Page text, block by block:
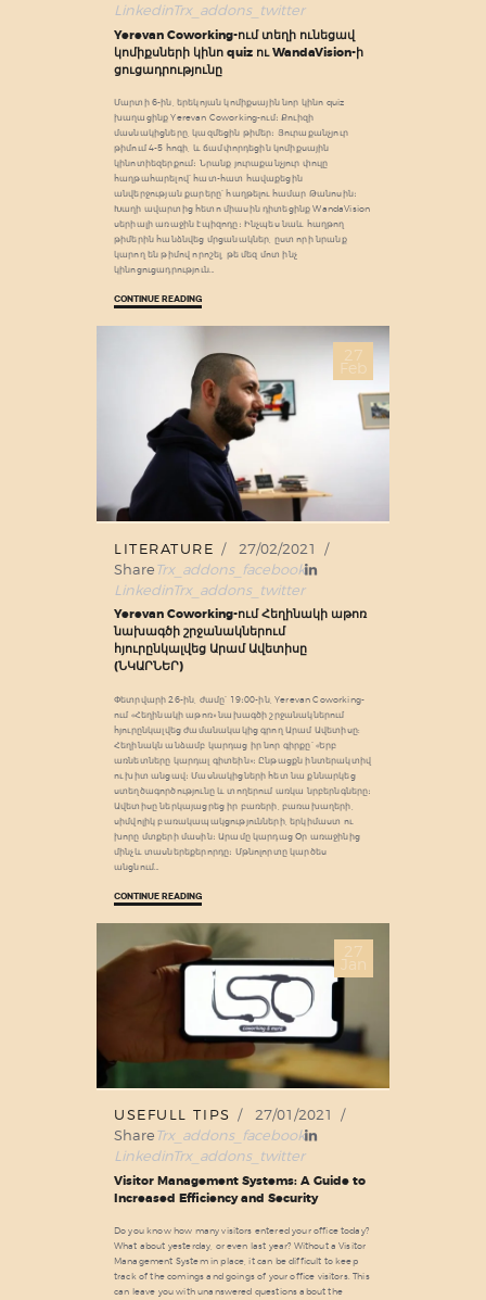
LinkedinTrx_addons_twitter
Yerevan Coworking-ում տեղի ունեցավ
կոմիքսների կինո quiz ու WandaVision-ի
ցուցադրությունը
Մարտի 6-ին, երեկոյան կոմիքսային նոր կինո quiz
խաղացինք Yerevan Coworking-ում։ Քուիզի
մասնակիցները, կազմեցին թիմեր։ Յուրաքանչյուր
թիմում 4-5 հոգի, և ճամփորդեցին կոմիքսային
կինոտիեզերքում։ Նրանք յուրաքանչյուր փուլը
հաղթահարելով՝ հատ-հատ հավաքեցին
անվերջության քարերը՝ հաղթելու համար Թանոսին։
Խաղի ավարտից հետո միասին դիտեցինք WandaVision
սերիալի առաջին էպիզոդը։ Ինչպես նաև հաղթող
թիմերին հանձնվեց մրցանակներ, ըստ որի նրանք
կարող են թիմով որոշել, թե մեզ մոտ ինչ
կինոցուցադրություն…
CONTINUE READING
27
Feb
LITERATURE
27/02/2021
ShareTrx_addons_facebook
LinkedinTrx_addons_twitter
Yerevan Coworking-ում Հեղինակի աթոռ
նախագծի շրջանակներում
հյուրընկալվեց Արամ Ավետիսը
(ՆԿԱՐՆԵՐ)
Փետրվարի 26-ին, ժամը՝ 19։00-ին, Yerevan Coworking-
ում «Հեղինակի աթոռ» նախագծի շրջանակներում
հյուրընկալվեց ժամանակակից գրող Արամ Ավետիսը:
Հեղինակն անձամբ կարդաց իր նոր գիրքը՝ «Երբ
առնետները կարդալ գիտեին»։ Ընթացքն ինտերակտիվ
ու խիտ անցավ։ Մասնակիցների հետ նա քննարկեց
ստեղծագործությունը և տողերում առկա նրբերնգները։
Ավետիսը ներկայացրեց իր բառերի, բառախաղերի,
սիմվոլիկ բառակապակցությունների, երկիմաստ ու
խորը մտքերի մասին։ Արամը կարդաց Օր առաջինից
մինչև տասներեքերորդը։ Մթնոլորտը կարծես
անցնում…
CONTINUE READING
27
Jan
USEFULL TIPS
27/01/2021
ShareTrx_addons_facebook
LinkedinTrx_addons_twitter
Visitor Management Systems: A Guide to
Increased Efficiency and Security
Do you know how many visitors entered your office today?
What about yesterday, or even last year? Without a Visitor
Management System in place, it can be difficult to keep
track of the comings and goings of your office visitors. This
can leave you with unanswered questions about the